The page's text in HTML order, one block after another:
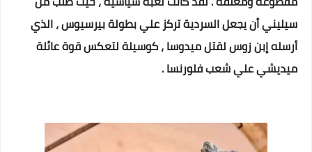
سيليني أن يجعل السردية تركز علي بطولة بيرسيوس ، الذي
أرسله إبن زوس لقتل ميدوسا ، كوسيلة لتعكس قوة عائلة
ميديشي علي شعب فلورنسا .